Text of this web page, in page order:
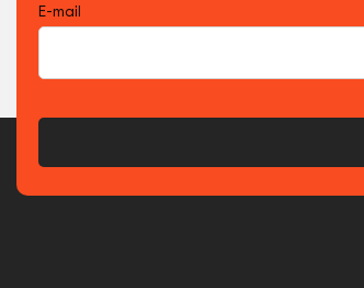
E-mail